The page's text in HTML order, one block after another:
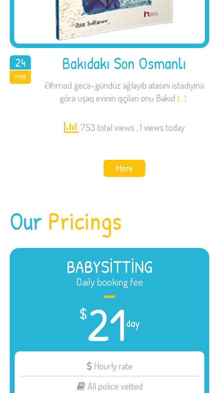
24
MAR
2015
Bakıdakı Son Osmanlı
Əhməd gecə-gündüz ağlayıb atasını istədiyinə
görə uşaq evinin işçiləri onu Bakıd […]
753 total views , 1 views today
More
Our Pricings
BABYSITTING
Daily booking fee
$21day
Hourly rate
All police vetted